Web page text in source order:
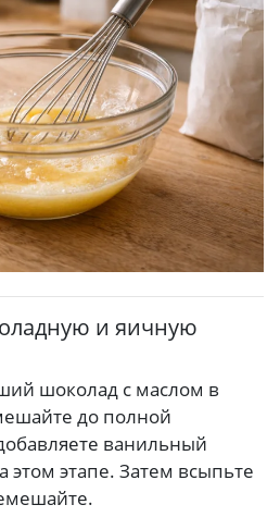
и яичную
шоколад с маслом в
до полной
ванильный
этом этапе. Затем всыпьте